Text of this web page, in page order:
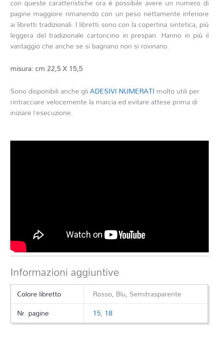
con queste caratteristiche ora è possibile avere un numero di
pagine maggiore rimanendo con un peso nettamente inferiore
ai libretti tradizionali. I libretti sono con la copertina sintetica, più
leggera del tradizionale cartoncino in prespan. Hanno in più il
vantaggio che anche se si bagnano non si rovinano.
misura: cm 22,5 X 15,5
Sono disponibili anche gliADESIVI NUMERATI molto utili per
rintracciare velocemente la marcia ed evitare attese prima di
iniziare l’esecuzione.
Informazioni aggiuntive
Colore libretto
Rosso, Blu, Semitrasparente
Nr. pagine
15, 18